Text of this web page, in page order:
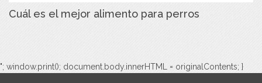
Cuál es el mejor alimento para perros
"; window.print(); document.body.innerHTML = originalContents; }